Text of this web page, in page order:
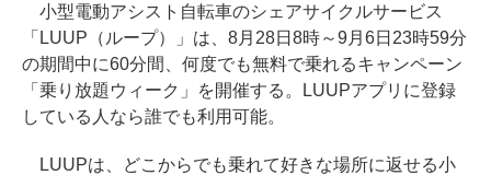
小型電動アシスト自転車のシェアサイクルサービス
「LUUP（ループ）」は、8月28日8時～9月6日23時59分
の期間中に60分間、何度でも無料で乗れるキャンペーン
「乗り放題ウィーク」を開催する。LUUPアプリに登録
している人なら誰でも利用可能。
LUUPは、どこからでも乗れて好きな場所に返せる小